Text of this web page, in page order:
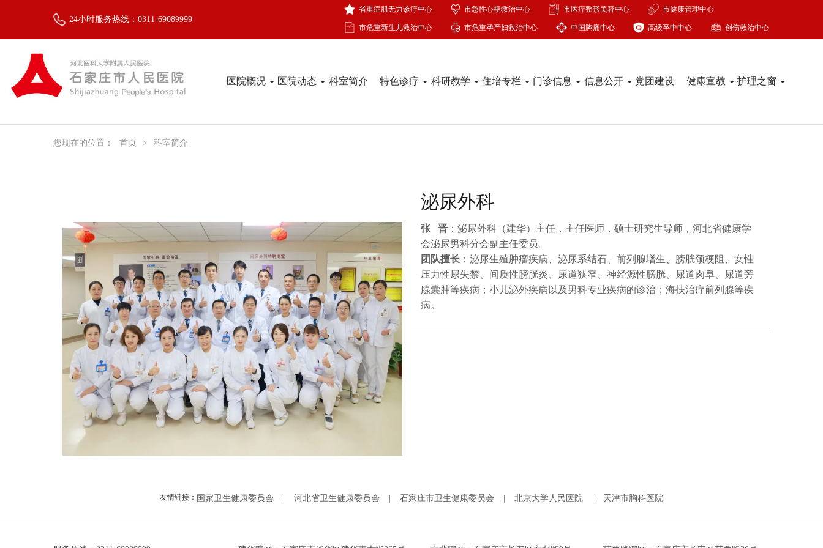
24小时服务热线：0311-69089999
省重症肌无力诊疗中心 市急性心梗救治中心 市医疗整形美容中心 市健康管理中心
市危重新生儿救治中心 市危重孕产妇救治中心 中国胸痛中心 高级卒中中心 创伤救治中心
医院概况 医院动态 科室简介 特色诊疗 科研教学 住培专栏 门诊信息 信息公开 党团建设 健康宣教 护理之窗
您现在的位置： 首页 > 科室简介
泌尿外科
张 晋 ：泌尿外科（建华）主任，主任医师，硕士研究生导师，河北省健康学
会泌尿男科分会副主任委员。
团队擅长 ：泌尿生殖肿瘤疾病、泌尿系结石、前列腺增生、膀胱颈梗阻、女性
压力性尿失禁、间质性膀胱炎、尿道狭窄、神经源性膀胱、尿道肉阜、尿道旁
腺囊肿等疾病；小儿泌外疾病以及男科专业疾病的诊治；海扶治疗前列腺等疾
病。
友情链接： 国家卫生健康委员会 河北省卫生健康委员会 石家庄市卫生健康委员会 北京大学人民医院 天津市胸科医院